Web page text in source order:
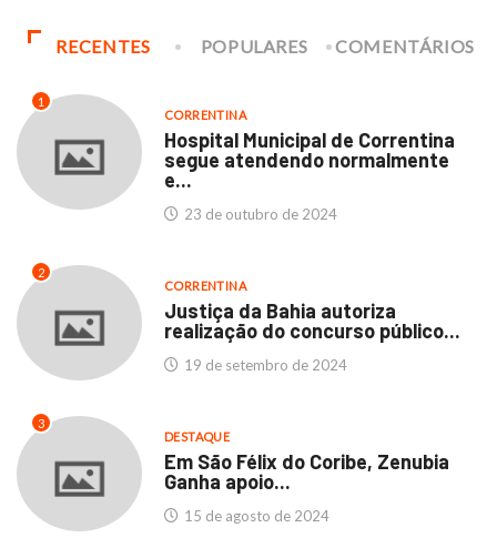
RECENTES POPULARES COMENTÁRIOS
1
CORRENTINA
Hospital Municipal de Correntina
segue atendendo normalmente
e...
23 de outubro de 2024
2
CORRENTINA
Justiça da Bahia autoriza
realização do concurso público...
19 de setembro de 2024
3
DESTAQUE
Em São Félix do Coribe, Zenubia
Ganha apoio...
15 de agosto de 2024